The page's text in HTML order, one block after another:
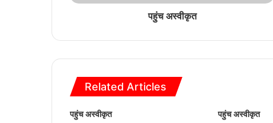
पहुंच अस्वीकृत
Related Articles
पहुंच अस्वीकृत पहुंच अस्वीकृत